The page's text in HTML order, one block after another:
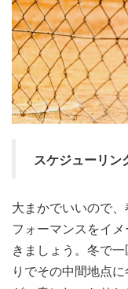
スケジューリン
大まかでいいので
フォーマンスをイ
きましょう。冬で
りでその中間地点